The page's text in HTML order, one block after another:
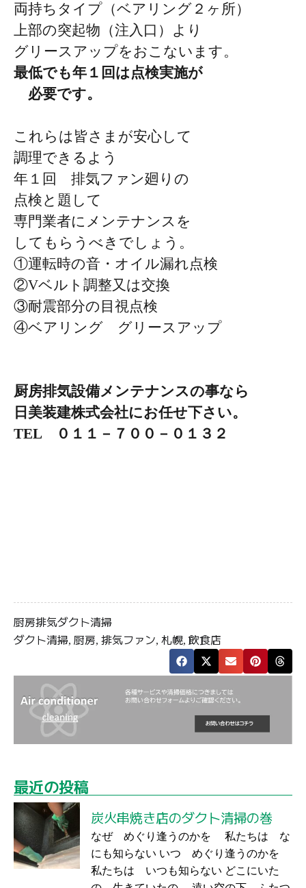
両持ちタイプ（ベアリング２ヶ所）
上部の突起物（注入口）より
グリースアップをおこないます。
最低でも年１回は点検実施が
必要です。
これらは皆さまが安心して
調理できるよう
年１回 排気ファン廻りの
点検と題して
専門業者にメンテナンスを
してもらうべきでしょう。
①運転時の音・オイル漏れ点検
②Vベルト調整又は交換
③耐震部分の目視点検
④ベアリング グリースアップ
厨房排気設備メンテナンスの事なら
日美装建株式会社にお任せ下さい。
TEL ０１１－７００－０１３２
厨房排気ダクト清掃
ダクト清掃, 厨房, 排気ファン, 札幌, 飲食店
最近の投稿
炭火串焼き店のダクト清掃の巻
なぜ めぐり逢うのかを 私たちは な
にも知らない いつ めぐり逢うのかを
私たちは いつも知らない どこにいた